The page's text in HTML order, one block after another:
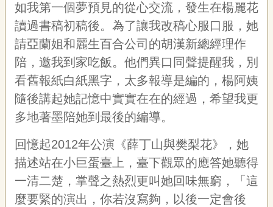
如我第一個夢預見的從心交流，發生在楊麗花
讀過書稿初稿後。為了讓我改稿心服口服，她
請亞蘭姐和麗生百合公司的胡漢新總經理作
陪，邀我到家吃飯。他們異口同聲提醒我，別
看舊報紙白紙黑字，太多報導是編的，楊阿姨
隨後講起她記憶中實實在在的經過，希望我更
多地著墨陪她到最後的編導。
回憶起2012年公演《薛丁山與樊梨花》，她
描述站在小巨蛋臺上，臺下觀眾的應答她聽得
一清二楚，掌聲之熱烈更叫她回味無窮，「這
麼要緊的演出，你若沒寫夠，以後一定會後